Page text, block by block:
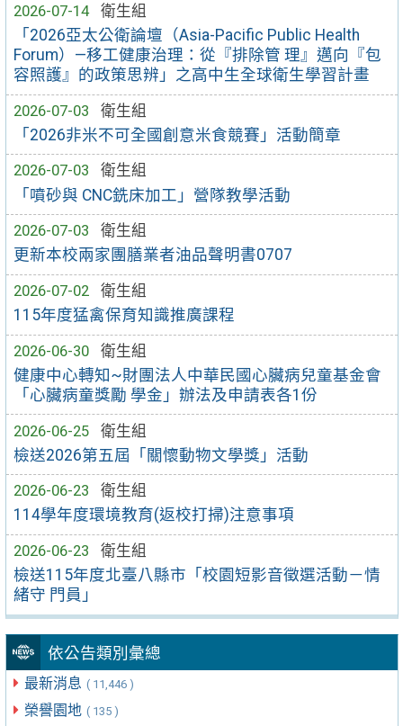
2026-07-14
衛生組
「2026亞太公衛論壇（Asia-Pacific Public Health
Forum）—移工健康治理：從『排除管 理』邁向『包
容照護』的政策思辨」之高中生全球衛生學習計畫
2026-07-03
衛生組
「2026非米不可全國創意米食競賽」活動簡章
2026-07-03
衛生組
「噴砂與 CNC銑床加工」營隊教學活動
2026-07-03
衛生組
更新本校兩家團膳業者油品聲明書0707
2026-07-02
衛生組
115年度猛禽保育知識推廣課程
2026-06-30
衛生組
健康中心轉知~財團法人中華民國心臟病兒童基金會
「心臟病童獎勵 學金」辦法及申請表各1份
2026-06-25
衛生組
檢送2026第五屆「關懷動物文學獎」活動
2026-06-23
衛生組
114學年度環境教育(返校打掃)注意事項
2026-06-23
衛生組
檢送115年度北臺八縣市「校園短影音徵選活動－情
緒守 門員」
依公告類別彙總
最新消息 ( 11,446 )
榮譽園地 ( 135 )